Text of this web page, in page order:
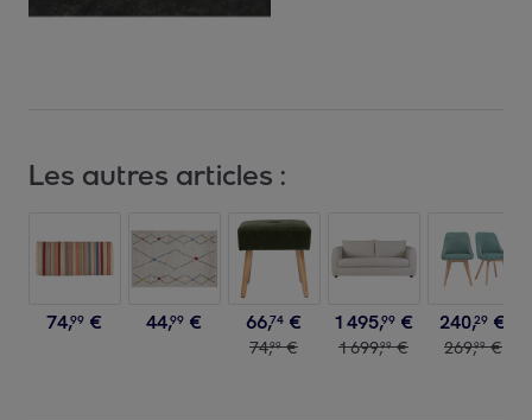
Les autres articles :
74,99 € 44,99 € 66,74 €
74,99 €
1495,99 €
1699,99 €
240,29 €
269,99 €